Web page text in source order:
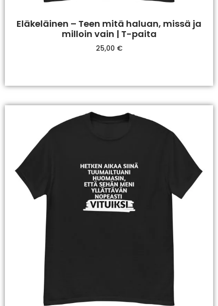
Eläkeläinen – Teen mitä haluan, missä ja
milloin vain | T-paita
25,00 €